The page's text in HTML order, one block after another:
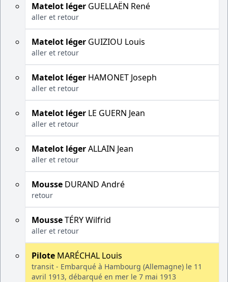
Matelot léger GUELLAËN René
aller et retour
Matelot léger GUIZIOU Louis
aller et retour
Matelot léger HAMONET Joseph
aller et retour
Matelot léger LE GUERN Jean
aller et retour
Matelot légerALLAIN Jean
aller et retour
Mousse DURAND André
retour
MousseTÉRY Wilfrid
aller et retour
Pilote MARÉCHAL Louis
transit - Embarqué à Hambourg (Allemagne) le 11
avril 1913, débarqué en mer le 7 mai 1913